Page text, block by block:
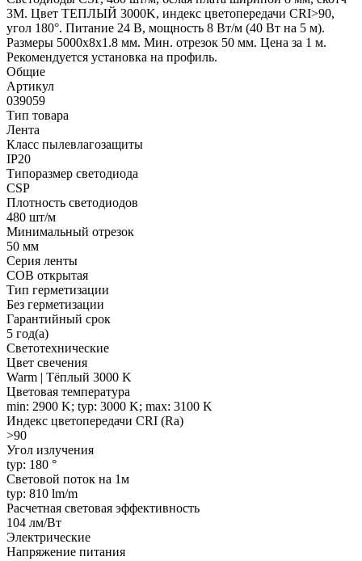
3M. Цвет ТЕПЛЫЙ 3000K, индекс цветопередачи CRI>90,
угол 180°. Питание 24 В, мощность 8 Вт/м (40 Вт на 5 м).
Размеры 5000х8х1.8 мм. Мин. отрезок 50 мм. Цена за 1 м.
Рекомендуется установка на профиль.
Общие
Артикул
039059
Тип товара
Лента
Класс пылевлагозащиты
IP20
Типоразмер светодиода
CSP
Плотность светодиодов
480 шт/м
Минимальный отрезок
50 мм
Серия ленты
COB открытая
Тип герметизации
Без герметизации
Гарантийный срок
5 год(а)
Светотехнические
Цвет свечения
Warm | Тёплый 3000 K
Цветовая температура
min: 2900 K; typ: 3000 K; max: 3100 K
Индекс цветопередачи CRI (Ra)
>90
Угол излучения
typ: 180 °
Световой поток на 1м
typ: 810 lm/m
Расчетная световая эффективность
104 лм/Вт
Электрические
Напряжение питания